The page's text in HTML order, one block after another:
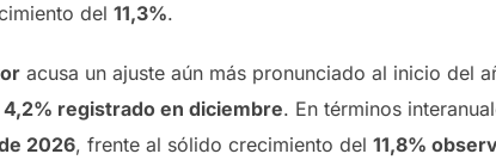
del 11,3%.
acusa un ajuste aún más pronunciado al inicio del
4,2% registrado en diciembre. En términos
2026, frente al sólido crecimiento del 11,8%